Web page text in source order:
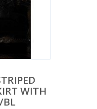
WITH
BL